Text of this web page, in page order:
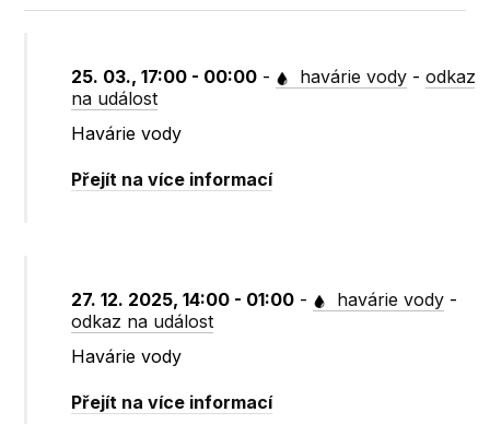
25. 03., 17:00 - 00:00 - havárie vody -odkaz
na událost
Havárie vody
Přejít na více informací
27. 12. 2025, 14:00 - 01:00 - havárie vody -
odkaz na událost
Havárie vody
Přejít na více informací